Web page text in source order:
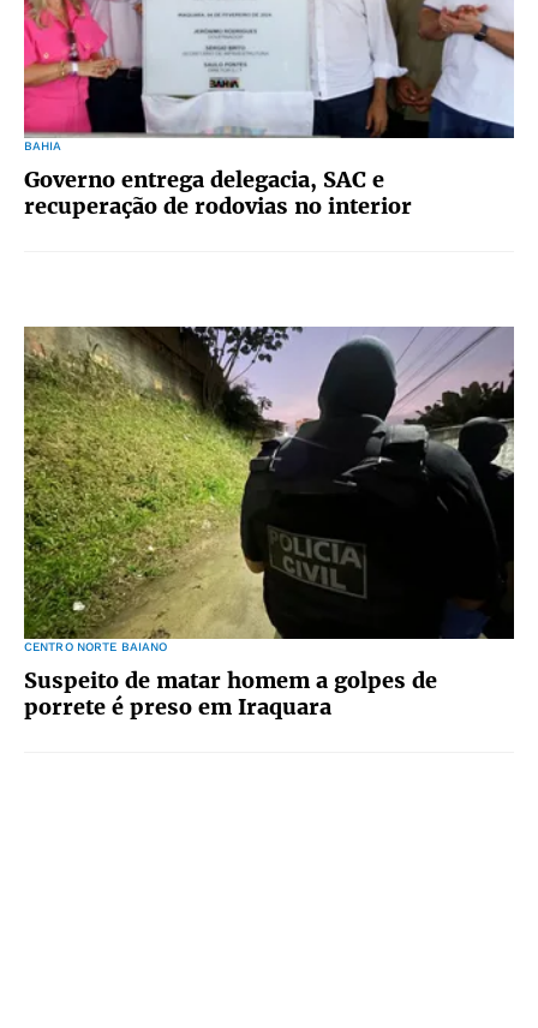
BAHIA
Governo entrega delegacia, SAC e
recuperação de rodovias no interior
CENTRO NORTE BAIANO
Suspeito de matar homem a golpes de
porrete é preso em Iraquara